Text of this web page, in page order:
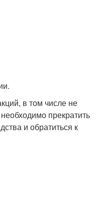
в том числе не
прекратить
и обратиться к